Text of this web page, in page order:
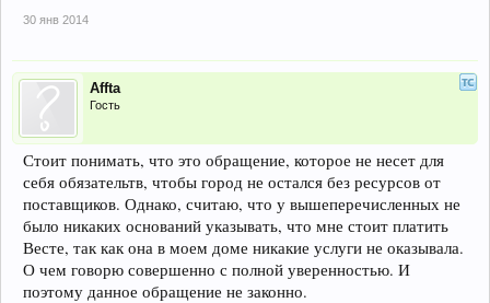
30 янв 2014
Affta
Гость
Стоит понимать, что это обращение, которое не несет для
себя обязательтв, чтобы город не остался без ресурсов от
поставщиков. Однако, считаю, что у вышеперечисленных не
было никаких оснований указывать, что мне стоит платить
Весте, так как она в моем доме никакие услуги не оказывала.
О чем говорю совершенно с полной уверенностью. И
поэтому данное обращение не законно.